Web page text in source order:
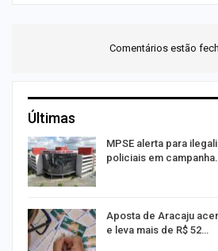
Comentários estão
Últimas
MPSE alerta para
policiais em
Aposta de Aracaju
e leva mais de R$ 52…